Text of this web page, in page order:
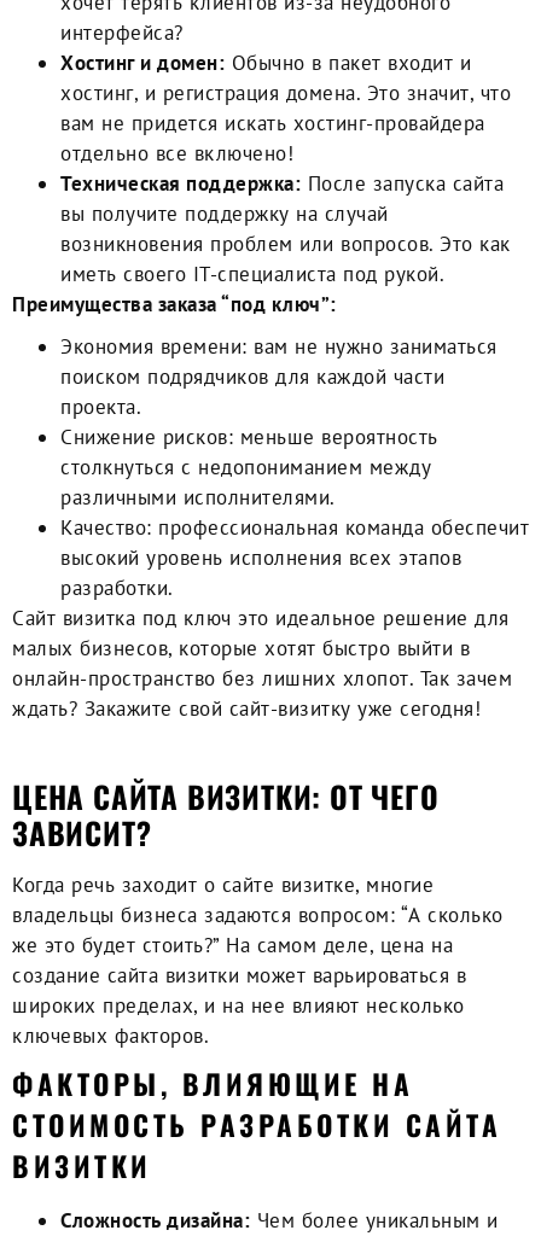
интерфейса?
Хостинг и домен: Обычно в пакет входит и
хостинг, и регистрация домена. Это значит, что
вам не придется искать хостинг-провайдера
отдельно все включено!
Техническая поддержка: После запуска сайта
вы получите поддержку на случай
возникновения проблем или вопросов. Это как
иметь своего IT-специалиста под рукой.
Преимущества заказа “под ключ”:
Экономия времени: вам не нужно заниматься
поиском подрядчиков для каждой части
проекта.
Снижение рисков: меньше вероятность
столкнуться с недопониманием между
различными исполнителями.
Качество: профессиональная команда обеспечит
высокий уровень исполнения всех этапов
разработки.
Сайт визитка под ключ это идеальное решение для
малых бизнесов, которые хотят быстро выйти в
онлайн-пространство без лишних хлопот. Так зачем
ждать? Закажите свой сайт-визитку уже сегодня!
ЦЕНА САЙТА ВИЗИТКИ: ОТ ЧЕГО
ЗАВИСИТ?
Когда речь заходит о сайте визитке, многие
владельцы бизнеса задаются вопросом: “А сколько
же это будет стоить?” На самом деле, цена на
создание сайта визитки может варьироваться в
широких пределах, и на нее влияют несколько
ключевых факторов.
ФАКТОРЫ, ВЛИЯЮЩИЕ НА
СТОИМОСТЬ РАЗРАБОТКИ САЙТА
ВИЗИТКИ
Сложность дизайна: Чем более уникальным и